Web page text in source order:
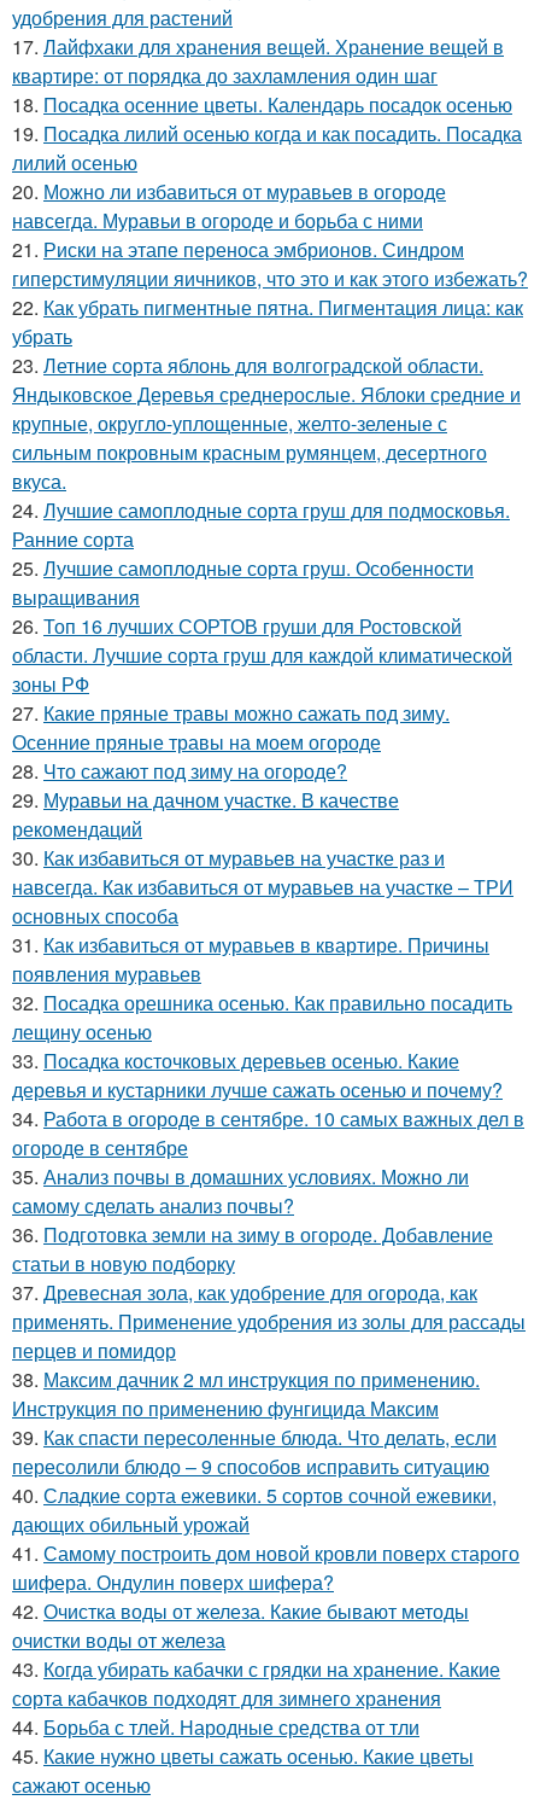
удобрения для растений
17. Лайфхаки для хранения вещей. Хранение вещей в
квартире: от порядка до захламления один шаг
18. Посадка осенние цветы. Календарь посадок осенью
19. Посадка лилий осенью когда и как посадить. Посадка
лилий осенью
20. Можно ли избавиться от муравьев в огороде
навсегда. Муравьи в огороде и борьба с ними
21. Риски на этапе переноса эмбрионов. Синдром
гиперстимуляции яичников, что это и как этого избежать?
22. Как убрать пигментные пятна. Пигментация лица: как
убрать
23. Летние сорта яблонь для волгоградской области.
Яндыковское Деревья среднерослые. Яблоки средние и
крупные, округло-уплощенные, желто-зеленые с
сильным покровным красным румянцем, десертного
вкуса.
24. Лучшие самоплодные сорта груш для подмосковья.
Ранние сорта
25. Лучшие самоплодные сорта груш. Особенности
выращивания
26. Топ 16 лучших СОРТОВ груши для Ростовской
области. Лучшие сорта груш для каждой климатической
зоны РФ
27. Какие пряные травы можно сажать под зиму.
Осенние пряные травы на моем огороде
28. Что сажают под зиму на огороде?
29. Муравьи на дачном участке. В качестве
рекомендаций
30. Как избавиться от муравьев на участке раз и
навсегда. Как избавиться от муравьев на участке – ТРИ
основных способа
31. Как избавиться от муравьев в квартире. Причины
появления муравьев
32. Посадка орешника осенью. Как правильно посадить
лещину осенью
33. Посадка косточковых деревьев осенью. Какие
деревья и кустарники лучше сажать осенью и почему?
34. Работа в огороде в сентябре. 10 самых важных дел в
огороде в сентябре
35. Анализ почвы в домашних условиях. Можно ли
самому сделать анализ почвы?
36. Подготовка земли на зиму в огороде. Добавление
статьи в новую подборку
37. Древесная зола, как удобрение для огорода, как
применять. Применение удобрения из золы для рассады
перцев и помидор
38. Максим дачник 2 мл инструкция по применению.
Инструкция по применению фунгицида Максим
39. Как спасти пересоленные блюда. Что делать, если
пересолили блюдо – 9 способов исправить ситуацию
40. Сладкие сорта ежевики. 5 сортов сочной ежевики,
дающих обильный урожай
41. Самому построить дом новой кровли поверх старого
шифера. Ондулин поверх шифера?
42. Очистка воды от железа. Какие бывают методы
очистки воды от железа
43. Когда убирать кабачки с грядки на хранение. Какие
сорта кабачков подходят для зимнего хранения
44. Борьба с тлей. Народные средства от тли
45. Какие нужно цветы сажать осенью. Какие цветы
сажают осенью